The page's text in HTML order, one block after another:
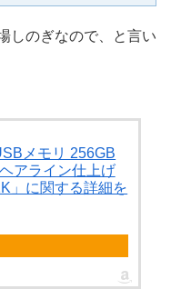
しのぎなので、と言い
メモリ 256GB
アライン仕上げ
」に関する詳細を